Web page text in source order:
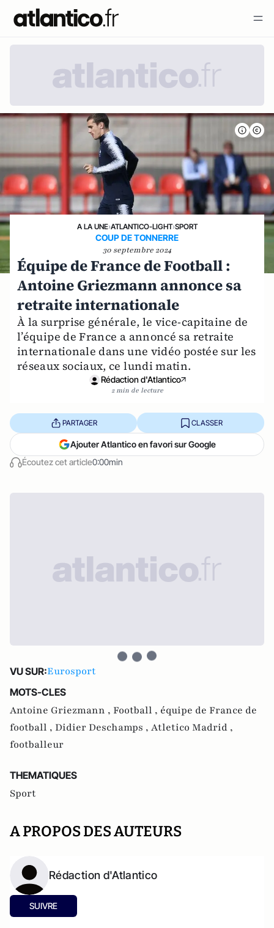
A LA UNE›ATLANTICO-LIGHT›SPORT
COUP DE TONNERRE
30 septembre 2024
Équipe de France de Football :
Antoine Griezmann annonce sa
retraite internationale
À la surprise générale, le vice-capitaine de
l’équipe de France a annoncé sa retraite
internationale dans une vidéo postée sur les
réseaux sociaux, ce lundi matin.
Rédaction d'Atlantico
2 min de lecture
Écoutez cet article0:00min
PARTAGER CLASSER
Ajouter Atlantico en favori sur Google
VU SUR:Eurosport
MOTS-CLES
Antoine Griezmann , Football , équipe de France de
football , Didier Deschamps , Atletico Madrid ,
footballeur
THEMATIQUES
Sport
A PROPOS DES AUTEURS
Rédaction d'Atlantico
SUIVRE